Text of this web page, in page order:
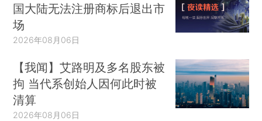
国大陆无法注册商标后退出市
场
2026年08月06日
【我闻】艾路明及多名股东被
拘 当代系创始人因何此时被
清算
2026年08月06日